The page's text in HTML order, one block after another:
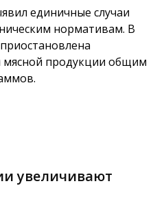
единичные случаи
нормативам. В
мясной продукции общим
увеличивают